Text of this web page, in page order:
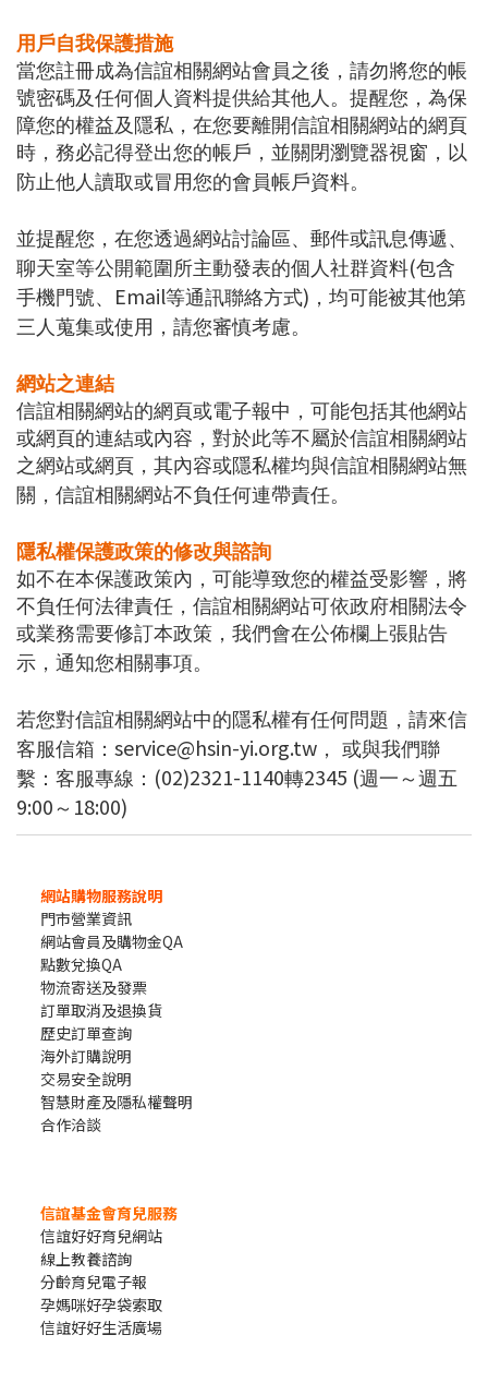
用戶自我保護措施
當您註冊成為信誼相關網站會員之後，請勿將您的帳
號密碼及任何個人資料提供給其他人。提醒您，為保
障您的權益及隱私，在您要離開信誼相關網站的網頁
時，務必記得登出您的帳戶，並關閉瀏覽器視窗，以
防止他人讀取或冒用您的會員帳戶資料。
並提醒您，在您透過網站討論區、郵件或訊息傳遞、
聊天室等公開範圍所主動發表的個人社群資料(包含
手機門號、 Email等通訊聯絡方式) ，均可能被其他第
三人蒐集或使用，請您審慎考慮。
網站之連結
信誼相關網站的網頁或電子報中，可能包括其他網站
或網頁的連結或內容，對於此等不屬於信誼相關網站
之網站或網頁，其內容或隱私權均與信誼相關網站無
關，信誼相關網站不負任何連帶責任。
隱私權保護政策的修改與諮詢
如不在本保護政策內，可能導致您的權益受影響，將
不負任何法律責任，信誼相關網站可依政府相關法令
或業務需要修訂本政策，我們會在公佈欄上張貼告
示，通知您相關事項。
若您對信誼相關網站中的隱私權有任何問題，請來信
客服信箱： service@hsin-yi.org.tw ， 或與我們聯
繫：客服專線： (02)2321-1140轉2345 (週一～週五
9:00 ～ 18:00)
網站購物服務說明
門市營業資訊
網站會員及購物金QA
點數兌換QA
物流寄送及發票
訂單取消及退換貨
歷史訂單查詢
海外訂購說明
交易安全說明
智慧財產及隱私權聲明
合作洽談
信誼基金會育兒服務
信誼好好育兒網站
線上教養諮詢
分齡育兒電子報
孕媽咪好孕袋索取
信誼好好生活廣場